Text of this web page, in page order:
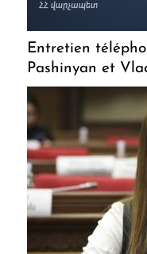
Entretien
Pashinyan et